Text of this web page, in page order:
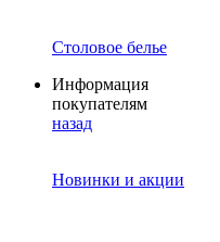
Столовое белье
Информация
покупателям
назад
Новинки и акции